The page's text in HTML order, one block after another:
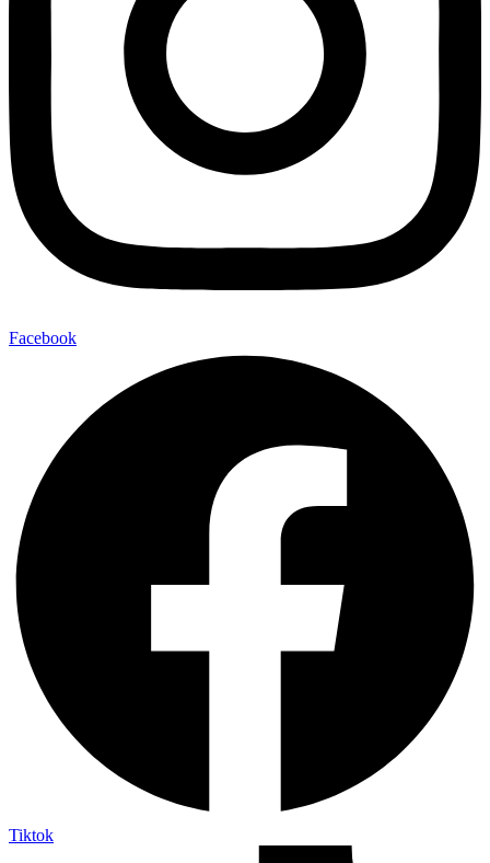
Facebook
Tiktok